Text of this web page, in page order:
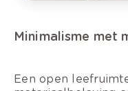
Minimalisme met
Een open